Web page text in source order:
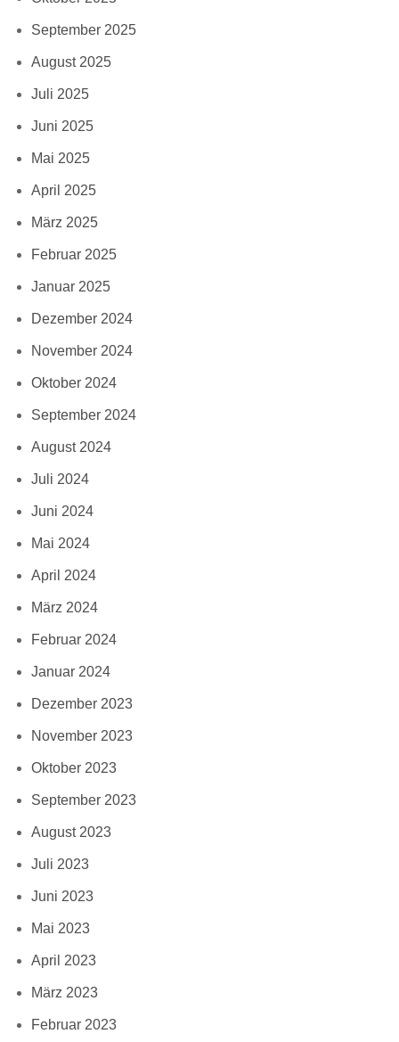
September 2025
August 2025
Juli 2025
Juni 2025
Mai 2025
April 2025
März 2025
Februar 2025
Januar 2025
Dezember 2024
November 2024
Oktober 2024
September 2024
August 2024
Juli 2024
Juni 2024
Mai 2024
April 2024
März 2024
Februar 2024
Januar 2024
Dezember 2023
November 2023
Oktober 2023
September 2023
August 2023
Juli 2023
Juni 2023
Mai 2023
April 2023
März 2023
Februar 2023